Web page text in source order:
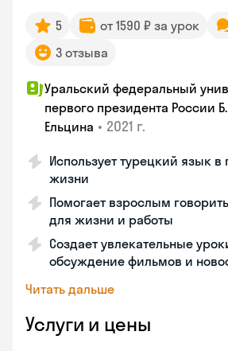
5 от 1590 ₽ за урок
3 отзыва
Уральский федеральный
первого президента России
Ельцина • 2021 г.
Использует турецкий язык в
жизни
Помогает взрослым
для жизни и работы
Создает увлекательные
обсуждение фильмов и
Читать дальше
Услуги и цены